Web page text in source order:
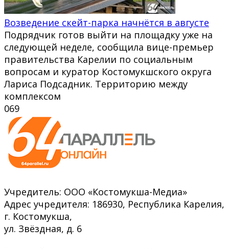
Возведение скейт-парка начнётся в августе
Подрядчик готов выйти на площадку уже на
следующей неделе, сообщила вице-премьер
правительства Карелии по социальным
вопросам и куратор Костомукшского округа
Лариса Подсадник. Территорию между
комплексом
069
Учредитель: ООО «Костомукша-Медиа»
Адрес учредителя: 186930, Республика Карелия,
г. Костомукша,
ул. Звёздная, д. 6